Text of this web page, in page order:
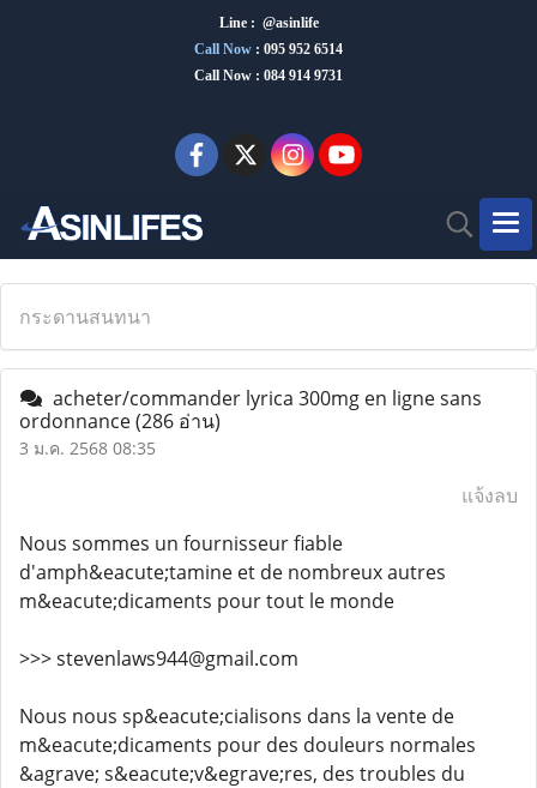
Line : @asinlife
Call Now : 095 952 6514
Call Now : 084 914 9731
กระดานสนทนา
acheter/commander lyrica 300mg en ligne sans
ordonnance(286 อ่าน)
3 ม.ค. 2568 08:35
แจ้งลบ
Nous sommes un fournisseur fiable
d'amph&eacute;tamine et de nombreux autres
m&eacute;dicaments pour tout le monde
>>> stevenlaws944@gmail.com
Nous nous sp&eacute;cialisons dans la vente de
m&eacute;dicaments pour des douleurs normales
&agrave; s&eacute;v&egrave;res, des troubles du